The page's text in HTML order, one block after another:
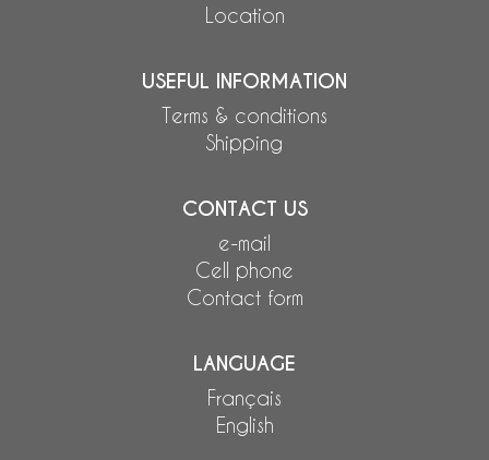
Location
USEFUL INFORMATION
Terms & conditions
Shipping
CONTACT US
e-mail
Cell phone
Contact form
LANGUAGE
Français
English